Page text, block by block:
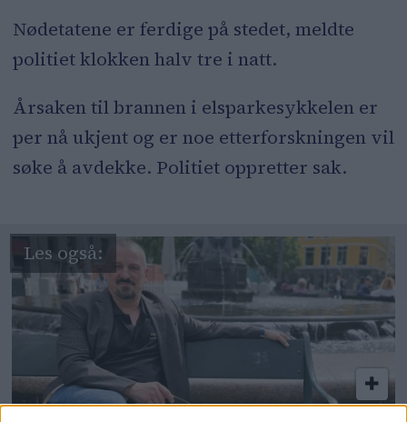
Nødetatene er ferdige på stedet, meldte
politiet klokken halv tre i natt.
Årsaken til brannen i elsparkesykkelen er
per nå ukjent og er noe etterforskningen vil
søke å avdekke. Politiet oppretter sak.